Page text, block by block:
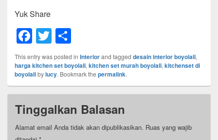
Yuk Share
F
a
c
e
b
o
o
T
wi
tt
er
h
ar
e
This entry was posted in Interiorand tagged desain interior boyolali,
harga kitchen set boyolali, kitchen set murah boyolali, kitchenset di
boyolalibylucy. Bookmark the permalink.
Tinggalkan Balasan
Alamat email Anda tidak akan dipublikasikan. Ruas yang wajib